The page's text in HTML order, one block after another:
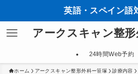
英語・スペイン語
アークスキャン整
24時間Web予約
ホーム アークスキャン整形外科ー笹塚 診療内容